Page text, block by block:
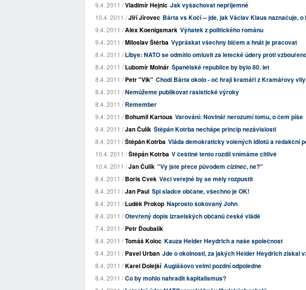
9.4. 2011 /Vladimír Hejnic Jak vyšachovat nepříjemné
10.4. 2011 /Jiří Jírovec Bárta vs Kočí -- jde, jak Václav Klaus naznačuje,
9.4. 2011 /Alex Koenigsmark Výňatek z politického románu
9.4. 2011 /Miloslav Štěrba Vypráskat všechny bičem a hnát je pracovat
8.4. 2011 /Libye: NATO se odmítlo omluvit za letecké údery proti
8.4. 2011 /Lubomír Molnár Španělské republice by bylo 80. let
8.4. 2011 /Petr "Vlk" Chodí Bárta okolo - oč hrají kramáři z Kramářovy vily
8.4. 2011 /Nemůžeme publikovat rasistické výroky
8.4. 2011 /Remember
9.4. 2011 /Bohumil Kartous Varování: Novinář nerozumí tomu, o čem píše
9.4. 2011 /Jan Čulík Štěpán Kotrba nechápe princip nezávislosti
8.4. 2011 /Štěpán Kotrba Vláda demokraticky volených idiotů a redakční
10.4. 2011 /Štěpán Kotrba V češtině tento rozdíl vnímáme citlivě
10.4. 2011 /Jan Čulík "Vy jste přece původem cizinec, ne?"
8.4. 2011 /Boris Cvek Věci veřejné by se měly rozpustit
8.4. 2011 /Jan Paul Spi sladce občane, všechno je OK!
8.4. 2011 /Luděk Prokop Naprosto šokovaný John
8.4. 2011 /Otevřený dopis izraelských občanů české vládě
7.4. 2011 /Petr Ďoubalík
8.4. 2011 /Tomáš Koloc Kauza Heider Heydrich a naše společnost
9.4. 2011 /Pavel Urban Jde o okolnosti, za jakých Heider Heydrich získal
8.4. 2011 /Karel Dolejší Augiášovo velmi pozdní odpoledne
8.4. 2011 /Co by mohlo nahradit kapitalismus?